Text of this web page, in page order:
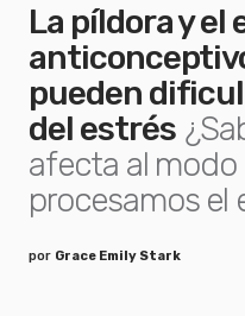
La píldora y el
pueden
del estrés
afecta al modo
procesamos el
por Grace Emily Stark